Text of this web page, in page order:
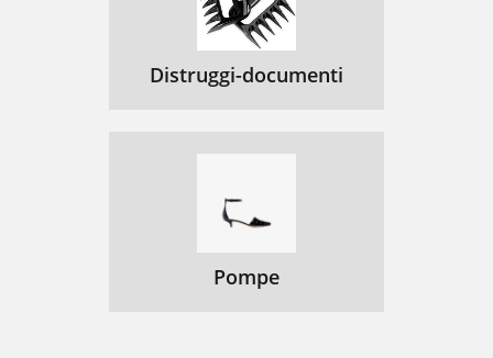
Distruggi-documenti
Pompe